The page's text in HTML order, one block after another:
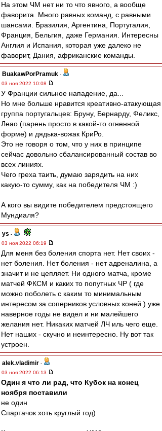
На этом ЧМ нет ни то что явного, а вообще
фаворита. Много равных команд, с равными
шансами. Бразилия, Аргентина, Португалия,
Франция, Бельгия, даже Германия. Интересны
Англия и Испания, которая уже далеко не
фаворит, Дания, африканские команды.
BuakawPorPramuk -
03 ноя 2022 10:08
У Франции сильное нападение, да...
Но мне больше нравится креативно-атакующая
группа португальцев: Бруну, Бернарду, Феликс,
Леао (парень просто в какой-то огненной
форме) и дядька-вожак КриРо.
Это не говоря о том, что у них в принципе
сейчас довольно сбалансированный состав во
всех линиях.
Чего греха таить, думаю зарядить на них
какую-то сумму, как на победителя ЧМ :)
А кого вы видите победителем предстоящего
Мундиаля?
ys -
03 ноя 2022 06:19
Для меня без боления спорта нет. Нет своих -
нет боления. Нет боления - нет адреналина, а
значит и не цепляет. Ни одного матча, кроме
матчей ФКСМ и каких то попутных ЧР ( где
можно поболеть с каким то минимальным
интересом за соперников условных коней ) уже
наверное годы не видел и ни малейшего
желания нет. Никаких матчей ЛЧ иль чего еще.
Нет наших - скучно и неинтересно. Ну вот так
устроен.
alek.vladimir -
03 ноя 2022 06:13
Один я что ли рад, что Кубок на конец
ноября поставили
не один
Спартачок хоть круглый год)